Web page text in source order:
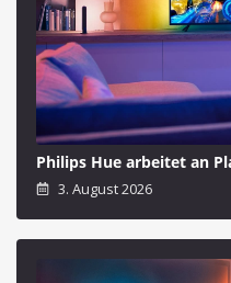
Philips Hue arbeitet an
3. August 2026